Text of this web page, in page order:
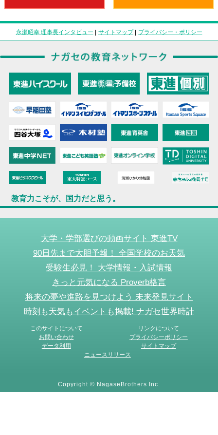
永瀬昭幸 理事長インタビュー | サイトマップ| プライバシー・ポリシー
教育力こそが、国力だと思う。
大学・学部選びの動画サイト 東進TV
90日先まで大胆予報！ 全国学校のお天気
受験生必見！ 大学情報・入試情報
きっと元気になる Proverb格言
将来の夢や進路を見つけよう 未来発見サイト
時刻も天気もイベントも掲載! ナガセ世界時計
このサイトについて
リンクについて
お問い合わせ
プライバシーポリシー
データ利用
サイトマップ
ニュースリリース
Copyright © NagaseBrothers Inc.